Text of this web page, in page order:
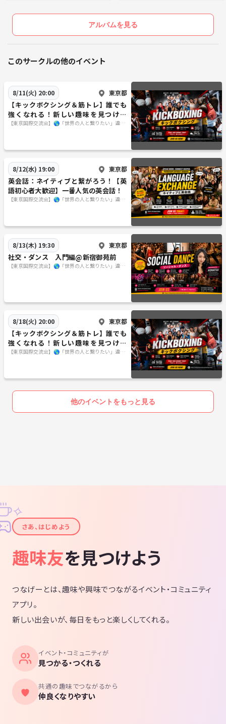
す。
す。
アルバムを見る
このサークルの他のイベント
8/11(火) 20:00 東京都
【キックボクシング＆筋トレ】誰でも
強くなれる！新しい趣味を見つけよ
う！
【東京国際交流会】🌎「世界の人と繋りたい」違う
8/12(水) 19:00 東京都
英会話：ネイティブと繋がろう！【英
語初心者大歓迎】一番人気の英会話！
【東京国際交流会】🌎「世界の人と繋りたい」違う
8/13(木) 19:30 東京都
社交・ダンス 入門編@新宿御苑前
【東京国際交流会】🌎「世界の人と繋りたい」違う
8/18(火) 20:00 東京都
【キックボクシング＆筋トレ】誰でも
強くなれる！新しい趣味を見つけよ
う！
【東京国際交流会】🌎「世界の人と繋りたい」違う
他のイベントをもっと見る
✦
✧
さあ、はじめよう
趣味友を見つけよう
つなげーとは、趣味や興味でつながるイベント・コミュニティ
アプリ。
新しい出会いが、毎日をもっと楽しくしてくれる。
イベント・コミュニティが
見つかる・つくれる
共通の趣味でつながるから
仲良くなりやすい